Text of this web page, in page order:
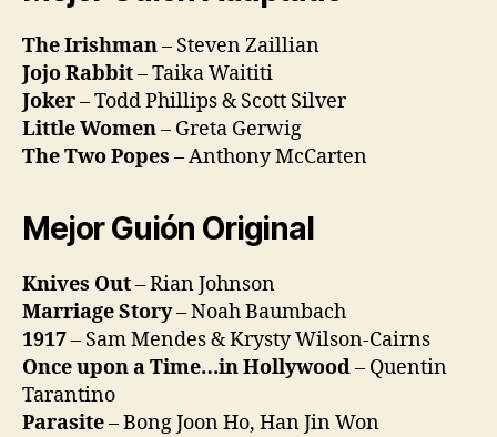
The Irishman– Steven Zaillian
Jojo Rabbit– Taika Waititi
Joker– Todd Phillips & Scott Silver
Little Women– Greta Gerwig
The Two Popes – Anthony McCarten
Mejor Guión Original
Knives Out– Rian Johnson
Marriage Story– Noah Baumbach
1917– Sam Mendes & Krysty Wilson-Cairns
Once upon a Time…in Hollywood– Quentin
Tarantino
Parasite– Bong Joon Ho, Han Jin Won